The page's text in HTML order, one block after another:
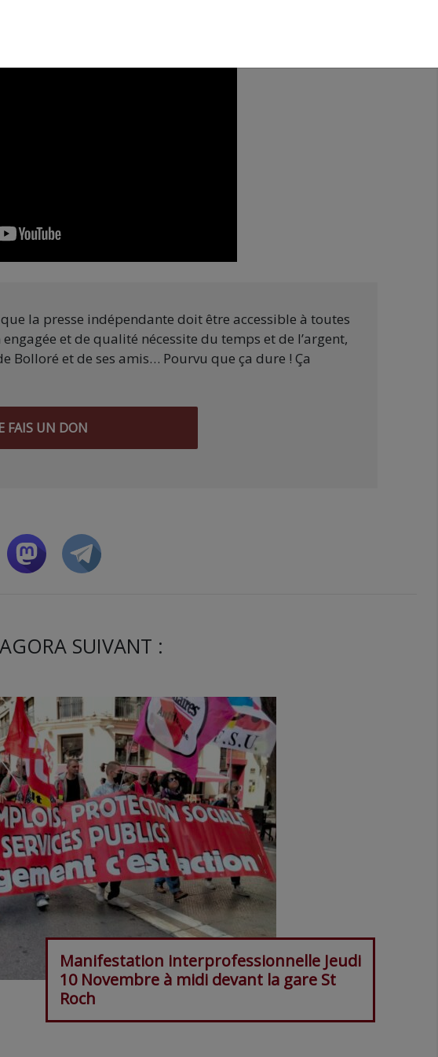
et soundcloud
la presse indépendante doit être accessible à toutes
et de qualité nécessite du temps et de l’argent,
Bolloré et de ses amis… Pourvu que ça dure ! Ça
FAIS UN DON
SUIVANT :
Manifestation interprofessionnelle Jeudi
10 Novembre à midi devant la gare St
Roch